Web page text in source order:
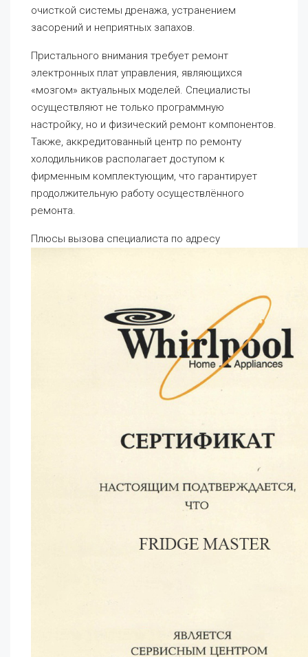
очисткой системы дренажа, устранением
засорений и неприятных запахов.
Пристального внимания требует ремонт
электронных плат управления, являющихся
«мозгом» актуальных моделей. Специалисты
осуществляют не только программную
настройку, но и физический ремонт компонентов.
Также, аккредитованный центр по ремонту
холодильников располагает доступом к
фирменным комплектующим, что гарантирует
продолжительную работу осуществлённого
ремонта.
Плюсы вызова специалиста по адресу